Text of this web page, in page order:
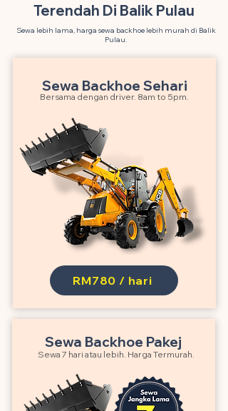
Terendah Di Balik Pulau
Sewa lebih lama, harga sewa backhoe lebih murah di Balik
Pulau.
Sewa Backhoe Sehari
Bersama dengan driver. 8am to 5pm.
RM780 / hari
Sewa Backhoe Pakej
Sewa 7 hari atau lebih. Harga Termurah.